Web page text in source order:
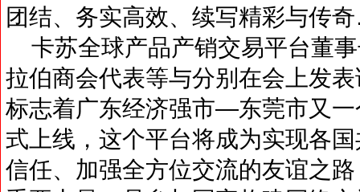
团结、务实高效、续写精彩与传
卡苏全球产品产销交易平台董
拉伯商会代表等与分别在会上发
标志着广东经济强市—东莞市又
式上线，这个平台将成为实现各
信任、加强全方位交流的友谊之